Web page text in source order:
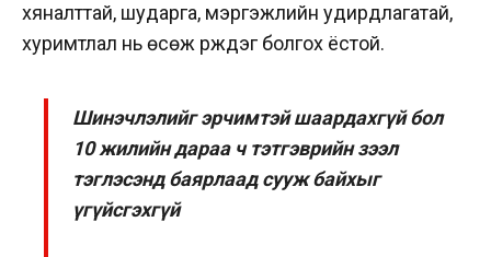
хяналттай, шударга, мэргэжлийн удирдлагатай,
хуримтлал нь өсөж үрждэг болгох ёстой.
Шинэчлэлийг эрчимтэй шаардахгүй бол
10 жилийн дараа ч тэтгэврийн зээл
тэглэсэнд баярлаад сууж байхыг
үгүйсгэхгүй